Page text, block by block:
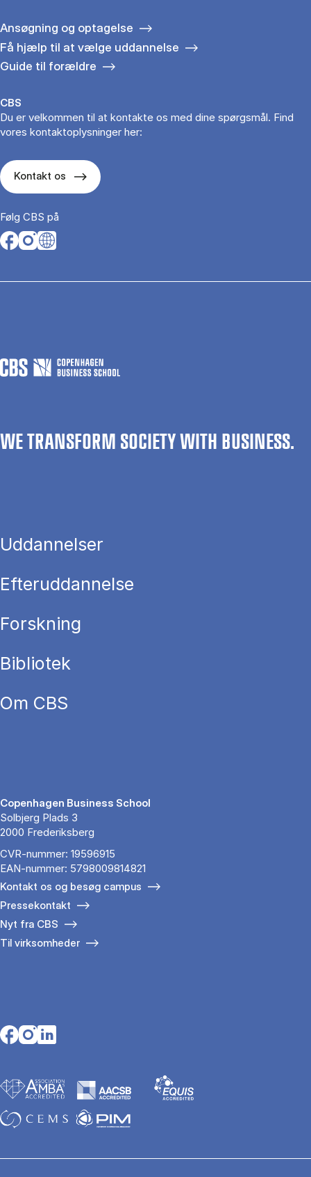
Ansøgning og optagelse
Få hjælp til at vælge uddannelse
Guide til forældre
CBS
Du er velkommen til at kontakte os med dine spørgsmål. Find
vores kontaktoplysninger her:
Kontakt os
Følg CBS på
Opens in a new tab
Opens in a new tab
Opens in a new tab
WE TRANSFORM SOCIETY WITH BUSINESS.
Uddannelser
Efteruddannelse
Forskning
Bibliotek
Om CBS
Copenhagen Business School
Solbjerg Plads 3
2000 Frederiksberg
CVR-nummer: 19596915
EAN-nummer: 5798009814821
Kontakt os og besøg campus
Pressekontakt
Nyt fra CBS
Til virksomheder
Opens in a new tab
Opens in a new tab
Opens in a new tab